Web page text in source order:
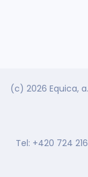
(c) 2026 Equica,
Tel: +420 724